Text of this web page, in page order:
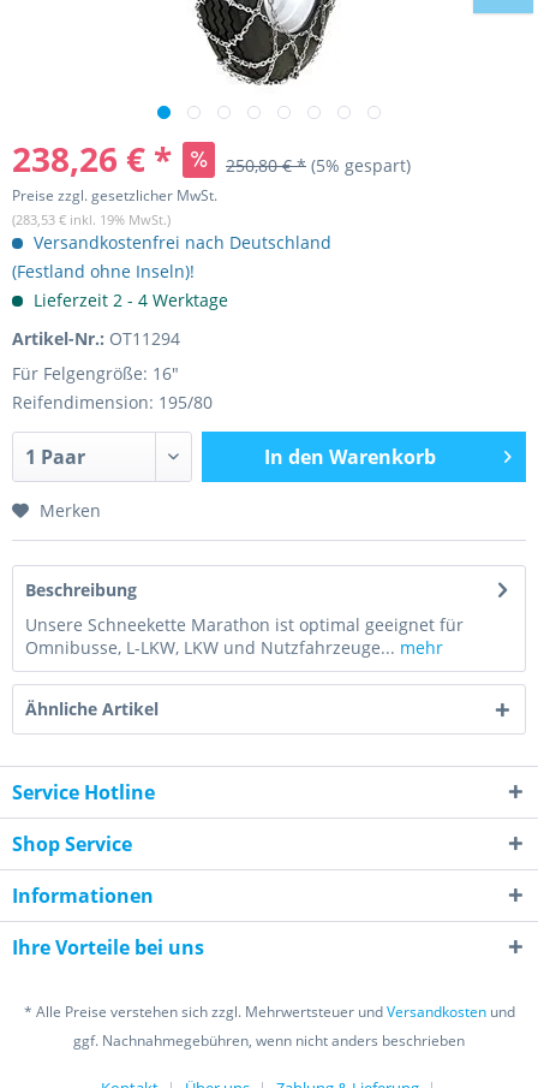
238,26 € * 250,80 € * (5% gespart)
Preise zzgl. gesetzlicher MwSt.
(283,53 € inkl. 19% MwSt.)
Versandkostenfrei nach Deutschland
(Festland ohne Inseln)!
Lieferzeit 2 - 4 Werktage
Artikel-Nr.: OT11294
Für Felgengröße: 16"
Reifendimension: 195/80
In den Warenkorb
Merken
Beschreibung
Unsere Schneekette Marathon ist optimal geeignet für
Omnibusse, L-LKW, LKW und Nutzfahrzeuge... mehr
Ähnliche Artikel
Service Hotline
Shop Service
Informationen
Ihre Vorteile bei uns
* Alle Preise verstehen sich zzgl. Mehrwertsteuer undVersandkostenund
ggf. Nachnahmegebühren, wenn nicht anders beschrieben